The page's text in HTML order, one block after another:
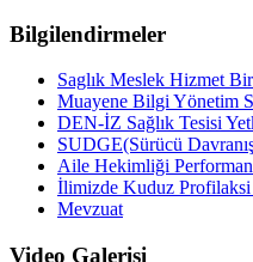
Bilgilendirmeler
Saglık Meslek Hizmet
Muayene Bilgi Yönetim
DEN-İZ Sağlık Tesisi
SUDGE(Sürücü
Aile Hekimliği
İlimizde Kuduz Profilaksi
Mevzuat
Video Galerisi